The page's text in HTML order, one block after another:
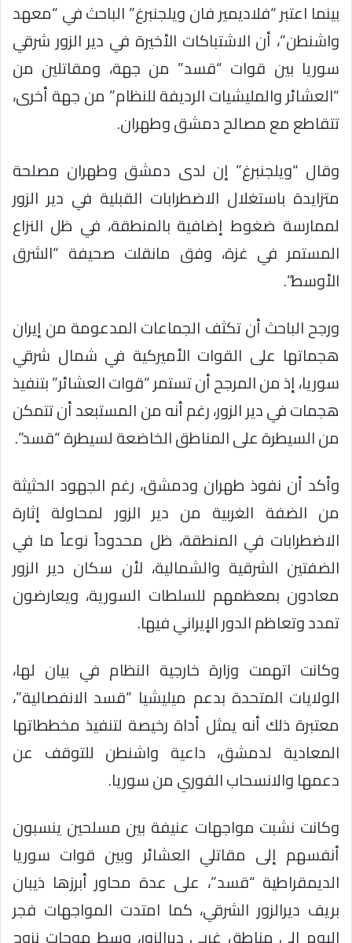
بينما اعتبر “فلاديمير فان ويلجنبرغ” الباحث في “معهد
واشنطن”، أن الاشتباكات الأخيرة في دير الزور شرقي
سوريا بين قوات “قسد” من جهة، ومقاتلين من
“العشائر والمليشيات الرديفة للنظام” من جهة أخرى،
تتقاطع مع مصالح دمشق وطهران.
وقال “ويلجنبرغ” إن لدى دمشق وطهران مصلحة
متزايدة باستغلال الاضطرابات القبلية في دير الزور
لممارسة ضغوط إضافية بالمنطقة، في ظل النزاع
المستمر في غزة، وفق مانقلت صحيفة “الشرق
الأوسط”.
ورجح الباحث أن تكثف الجماعات المدعومة من إيران
هجماتها على القوات الأميركية في شمال شرقي
سوريا، إذ من المرجح أن تستمر “قوات العشائر” بتنفيذ
هجمات في دير الزور، رغم أنه من المستبعد أن تتمكن
من السيطرة على المناطق الخاضعة لسيطرة “قسد”.
وأكد أن نفوذ طهران ودمشق، رغم الجهود الحثيثة
من الضفة الغربية من دير الزور لمحاولة إثارة
الاضطرابات في المنطقة، ظل محدوداً نوعاً ما في
الضفتين الشرقية والشمالية، لأن سكان دير الزور
معادون بمعظمهم للسلطات السورية، ويعارضون
تمدد وتعاظم الدور الإيراني فيها.
وكانت اتهمت وزارة خارجية النظام في بيان لها،
الولايات المتحدة بدعم ميليشيا “قسد الانفصالية”،
معتبرة ذلك أنه يمثل أداة رخيصة لتنفيذ مخططاتها
المعادية لدمشق، داعية واشنطن للتوقف عن
دعمها والانسحاب الفوري من سوريا.
وكانت نشبت مواجهات عنيفة بين مسلحين ينسبون
أنفسهم إلى مقاتلي العشائر وبين قوات سوريا
الديمقراطية “قسد”، على عدة محاور أبرزها ذيبان
بريف ديرالزور الشرقي، كما امتدت المواجهات فجر
اليوم إلى مناطق غربي ديرالزور، وسط موجات نزوح